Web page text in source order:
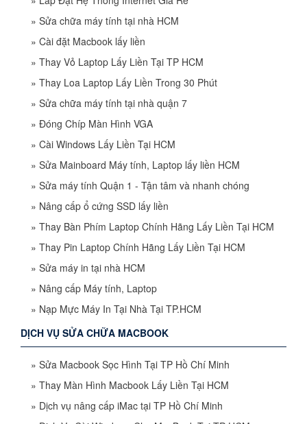
» Sửa chữa máy tính tại nhà HCM
» Cài đặt Macbook lấy liền
» Thay Vỏ Laptop Lấy Liền Tại TP HCM
» Thay Loa Laptop Lấy Liền Trong 30 Phút
» Sửa chữa máy tính tại nhà quận 7
» Đóng Chíp Màn Hình VGA
» Cài Windows Lấy Liền Tại HCM
» Sửa Mainboard Máy tính, Laptop lấy liền HCM
» Sửa máy tính Quận 1 - Tận tâm và nhanh chóng
» Nâng cấp ổ cứng SSD lấy liền
» Thay Bàn Phím Laptop Chính Hãng Lấy Liền Tại HCM
» Thay Pin Laptop Chính Hãng Lấy Liền Tại HCM
» Sửa máy in tại nhà HCM
» Nâng cấp Máy tính, Laptop
» Nạp Mực Máy In Tại Nhà Tại TP.HCM
DỊCH VỤ SỬA CHỮA MACBOOK
» Sửa Macbook Sọc Hình Tại TP Hồ Chí Minh
» Thay Màn Hình Macbook Lấy Liền Tại HCM
» Dịch vụ nâng cấp iMac tại TP Hồ Chí Minh